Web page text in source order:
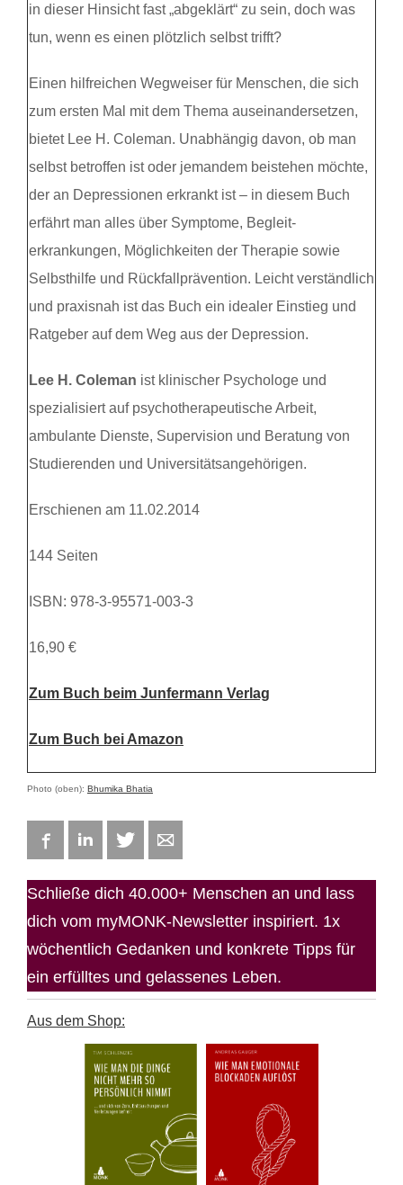
in dieser Hinsicht fast „abgeklärt“ zu sein, doch was
tun, wenn es einen plötzlich selbst trifft?
Einen hilfreichen Wegweiser für Menschen, die sich
zum ersten Mal mit dem Thema auseinandersetzen,
bietet Lee H. Coleman. Unabhängig davon, ob man
selbst betroffen ist oder jemandem beistehen möchte,
der an Depressionen erkrankt ist – in diesem Buch
erfährt man alles über Symptome, Begleit-
erkrankungen, Möglichkeiten der Therapie sowie
Selbsthilfe und Rückfallprävention. Leicht verständlich
und praxisnah ist das Buch ein idealer Einstieg und
Ratgeber auf dem Weg aus der Depression.
Lee H. Coleman ist klinischer Psychologe und
spezialisiert auf psychotherapeutische Arbeit,
ambulante Dienste, Supervision und Beratung von
Studierenden und Universitätsangehörigen.
Erschienen am 11.02.2014
144 Seiten
ISBN: 978-3-95571-003-3
16,90 €
Zum Buch beim Junfermann Verlag
Zum Buch bei Amazon
Photo (oben): Bhumika Bhatia
FacebookLinkedIn Twitter
Schließe dich 40.000+ Menschen an und lass
dich vom myMONK-Newsletter inspiriert. 1x
wöchentlich Gedanken und konkrete Tipps für
ein erfülltes und gelassenes Leben.
Aus dem Shop: